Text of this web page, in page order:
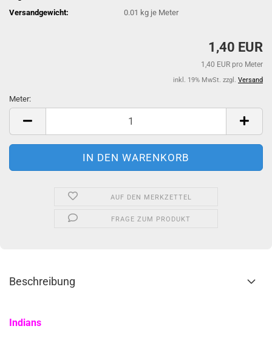
Versandgewicht:
0.01 kg je Meter
1,40 EUR
1,40 EUR pro Meter
inkl. 19% MwSt. zzgl. Versand
Meter:
Meter
AUF DEN MERKZETTEL
FRAGE ZUM PRODUKT
Beschreibung
Indians